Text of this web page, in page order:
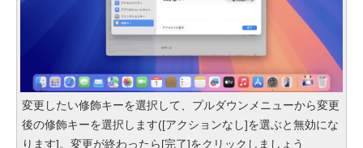
変更したい修飾キーを選択して、プルダウンメニューから変更
後の修飾キーを選択します([アクションなし]を選ぶと無効にな
ります]。変更が終わったら[完了]をクリックしましょう